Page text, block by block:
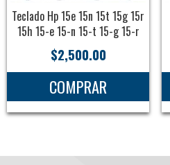
Teclado Hp 15e 15n 15t 15g 15r
15h 15-e 15-n 15-t 15-g 15-r
$2,500.00
COMPRAR